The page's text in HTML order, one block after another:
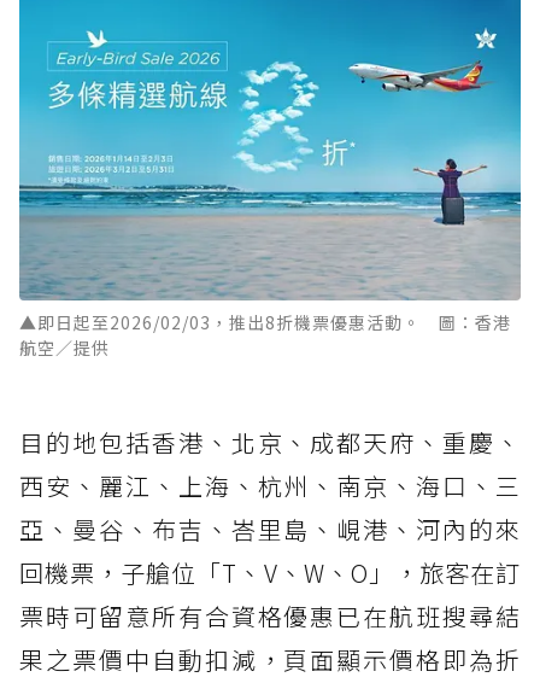
▲即日起至2026/02/03，推出8折機票優惠活動。 圖：香港
航空／提供
目的地包括香港、北京、成都天府、重慶、
西安、麗江、上海、杭州、南京、海口、三
亞、曼谷、布吉、峇里島、峴港、河內的來
回機票，子艙位「T、V、W、O」，旅客在訂
票時可留意所有合資格優惠已在航班搜尋結
果之票價中自動扣減，頁面顯示價格即為折